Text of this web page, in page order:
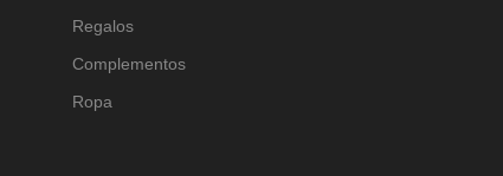
Regalos
Complementos
Ropa